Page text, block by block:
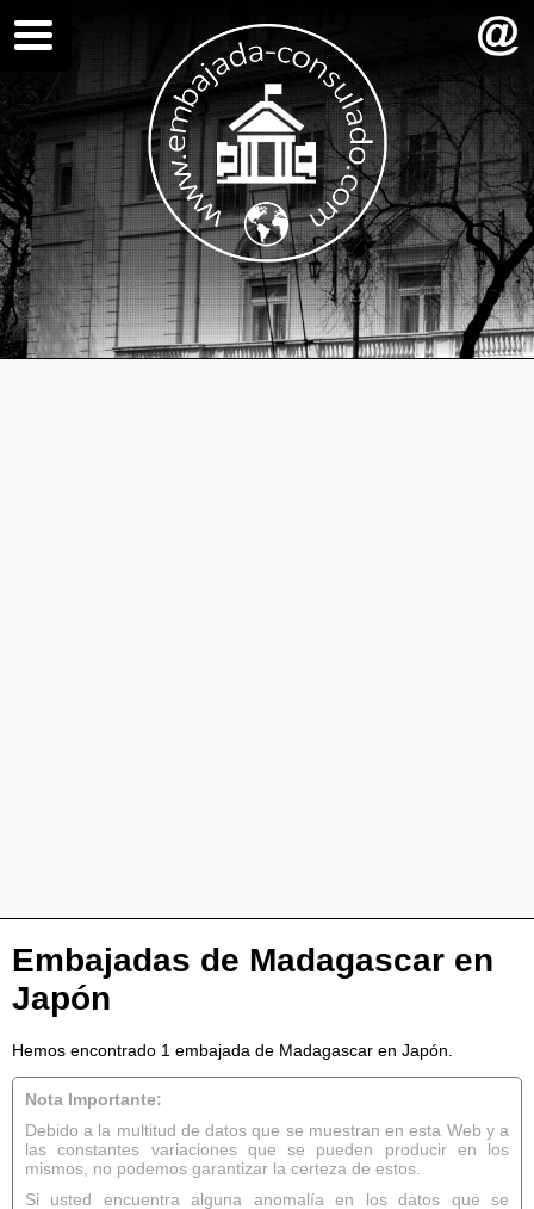
Embajadas de Madagascar en
Japón
Hemos encontrado 1 embajada de Madagascar en Japón.
Nota Importante:
Debido a la multitud de datos que se muestran en esta Web y a
las constantes variaciones que se pueden producir en los
mismos, no podemos garantizar la certeza de estos.
Si usted encuentra alguna anomalía en los datos que se